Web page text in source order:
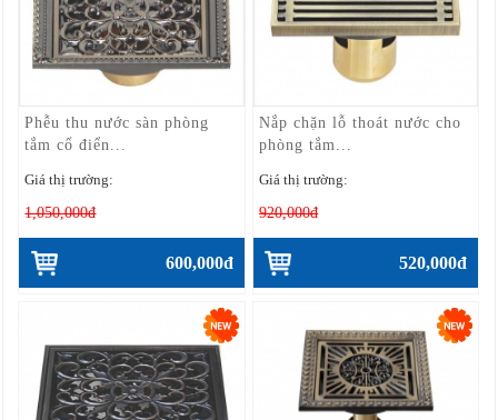
Phễu thu nước sàn phòng
tắm cổ điển...
Giá thị trường:
1,050,000đ
600,000đ
Nắp chặn lỗ thoát nước cho
phòng tắm...
Giá thị trường:
920,000đ
520,000đ